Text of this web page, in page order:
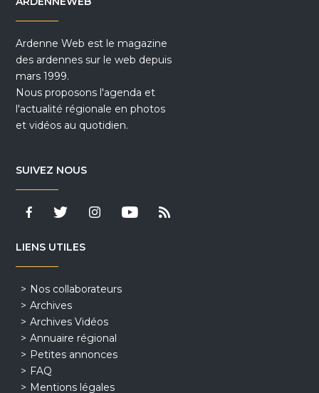
Ardenne Web est le magazine
des ardennes sur le web depuis
mars 1999.
Nous proposons l'agenda et
l'actualité régionale en photos
et vidéos au quotidien.
SUIVEZ NOUS
LIENS UTILES
Nos collaborateurs
Archives
Archives Vidéos
Annuaire régional
Petites annonces
FAQ
Mentions légales